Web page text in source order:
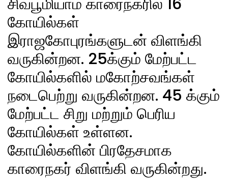
கோயில்கள்
இராஜகோபுரங்களுடன் விளங்கி
வருகின்றன. 25க்கும் மேற்பட்ட
கோயில்களில் மகோற்சவங்கள்
நடைபெற்று வருகின்றன. 45 க்கும்
மேற்பட்ட சிறு மற்றும் பெரிய
கோயில்கள் உள்ளன.
கோயில்களின் பிரதேசமாக
காரைநகர் விளங்கி வருகின்றது.